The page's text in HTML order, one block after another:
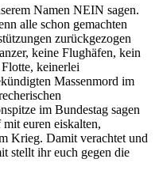
Namen NEIN sagen.
alle schon gemachten
zurückgezogen
keine Flughäfen, kein
keinerlei
Massenmord im
im Bundestag sagen
euren eiskalten,
Krieg. Damit verachtet und
stellt ihr euch gegen die